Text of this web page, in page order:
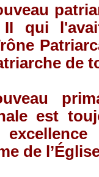
qui
de
est
de